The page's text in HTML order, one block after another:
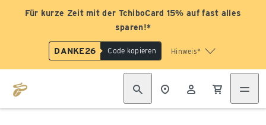
Für kurze Zeit mit der TchiboCard 15% auf fast alles
sparen!*
DANKE26 Code kopieren Hinweis*